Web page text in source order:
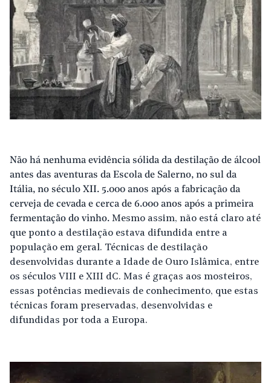
Não há nenhuma evidência sólida da destilação de álcool
antes das aventuras da Escola de Salerno, no sul da
Itália, no século XII. 5.000 anos após a fabricação da
cerveja de cevada e cerca de 6.000 anos após a primeira
fermentação do vinho. Mesmo assim, não está claro até
que ponto a destilação estava difundida entre a
população em geral. Técnicas de destilação
desenvolvidas durante a Idade de Ouro Islâmica, entre
os séculos VIII e XIII dC. Mas é graças aos mosteiros,
essas potências medievais de conhecimento, que estas
técnicas foram preservadas, desenvolvidas e
difundidas por toda a Europa.